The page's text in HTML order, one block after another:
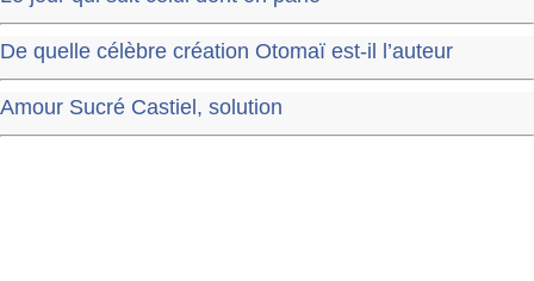
De quelle célèbre création Otomaï est-il l’auteur
Amour Sucré Castiel, solution